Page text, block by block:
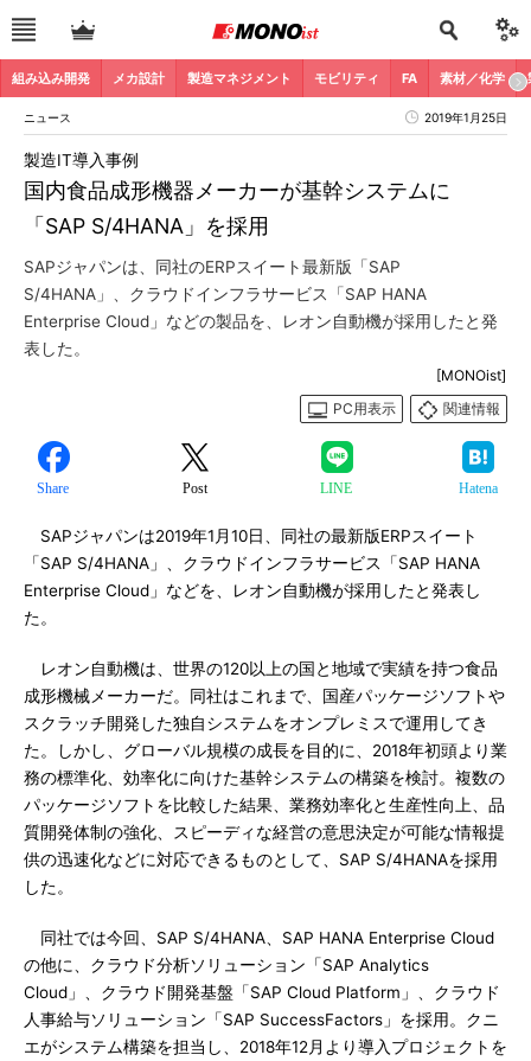
組み込み開発 メカ設計 製造マネジメント モビリティ FA 素材／化学
ニュース 2019年1月25日
国内食品成形機器メーカーが基幹システムに
「SAP S/4HANA」を採用
製造IT導入事例
SAPジャパンは、同社のERPスイート最新版「SAP
S/4HANA」、クラウドインフラサービス「SAP HANA
Enterprise Cloud」などの製品を、レオン自動機が採用したと発
表した。
[MONOist]
PC用表示
関連情報
Share Post LINE Hatena
SAPジャパンは2019年1月10日、同社の最新版ERPスイート
「SAP S/4HANA」、クラウドインフラサービス「SAP HANA
Enterprise Cloud」などを、レオン自動機が採用したと発表し
た。
レオン自動機は、世界の120以上の国と地域で実績を持つ食品
成形機械メーカーだ。同社はこれまで、国産パッケージソフトや
スクラッチ開発した独自システムをオンプレミスで運用してき
た。しかし、グローバル規模の成長を目的に、2018年初頭より業
務の標準化、効率化に向けた基幹システムの構築を検討。複数の
パッケージソフトを比較した結果、業務効率化と生産性向上、品
質開発体制の強化、スピーディな経営の意思決定が可能な情報提
供の迅速化などに対応できるものとして、SAP S/4HANAを採用
した。
同社では今回、SAP S/4HANA、SAP HANA Enterprise Cloud
の他に、クラウド分析ソリューション「SAP Analytics
Cloud」、クラウド開発基盤「SAP Cloud Platform」、クラウド
人事給与ソリューション「SAP SuccessFactors」を採用。クニ
エがシステム構築を担当し、2018年12月より導入プロジェクトを